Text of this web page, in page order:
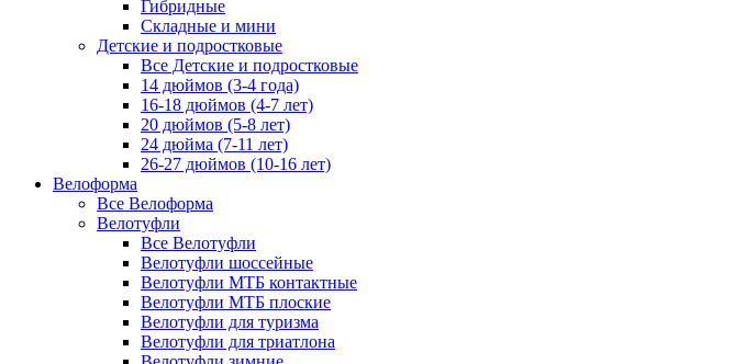
Гибридные
Складные и мини
Детские и подростковые
Все Детские и подростковые
14 дюймов (3-4 года)
16-18 дюймов (4-7 лет)
20 дюймов (5-8 лет)
24 дюйма (7-11 лет)
26-27 дюймов (10-16 лет)
Велоформа
Все Велоформа
Велотуфли
Все Велотуфли
Велотуфли шоссейные
Велотуфли МТБ контактные
Велотуфли МТБ плоские
Велотуфли для туризма
Велотуфли для триатлона